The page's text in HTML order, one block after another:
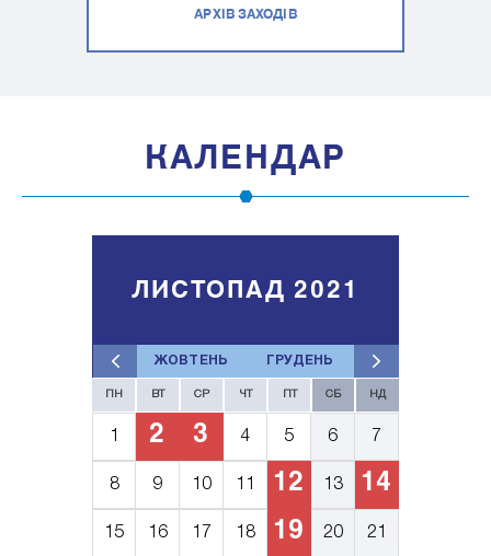
АРХІВ ЗАХОДІВ
КАЛЕНДАР
ЖОВТЕНЬ ГРУДЕНЬ
ЛИСТОПАД 2021
ПН ВТ СР ЧТ СБ НД
1 2 3 4 5 6 7
8 9 10 11 12 13 14
15 16 17 18 19 20 21